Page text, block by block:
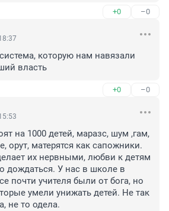
+0 –0
которую нам навязали
власть
+0 –0
на 1000 детей, маразс, шум ,гам,
орут, матерятся как сапожники.
их нервными, любви к детям
дождаться. У нас в школе в
почти учителя были от бога, но
умели унижать детей. Не так
не то одела.